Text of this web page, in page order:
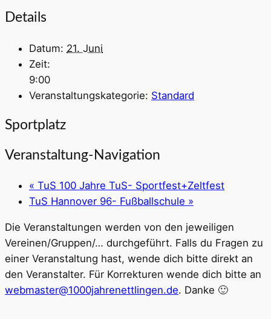
Details
Datum: 21. Juni
Zeit:
9:00
Veranstaltungskategorie: Standard
Sportplatz
Veranstaltung-Navigation
« TuS 100 Jahre TuS- Sportfest+Zeltfest
TuS Hannover 96- Fußballschule »
Die Veranstaltungen werden von den jeweiligen
Vereinen/Gruppen/… durchgeführt. Falls du Fragen zu
einer Veranstaltung hast, wende dich bitte direkt an
den Veranstalter. Für Korrekturen wende dich bitte an
webmaster@1000jahrenettlingen.de. Danke 🙂